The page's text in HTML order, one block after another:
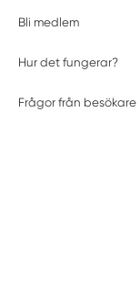
Bli medlem
Hur det fungerar?
Frågor från besökare